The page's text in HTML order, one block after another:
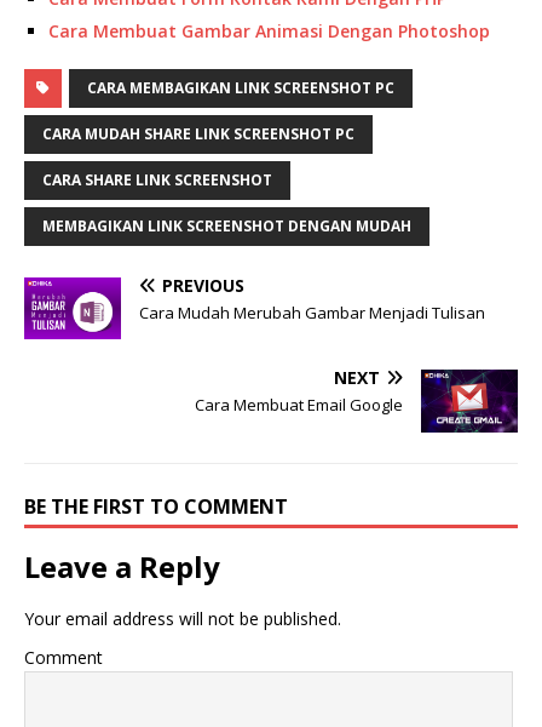
Cara Membuat Gambar Animasi Dengan Photoshop
CARA MEMBAGIKAN LINK SCREENSHOT PC
CARA MUDAH SHARE LINK SCREENSHOT PC
CARA SHARE LINK SCREENSHOT
MEMBAGIKAN LINK SCREENSHOT DENGAN MUDAH
PREVIOUS
Cara Mudah Merubah Gambar Menjadi Tulisan
NEXT
Cara Membuat Email Google
BE THE FIRST TO COMMENT
Leave a Reply
Your email address will not be published.
Comment